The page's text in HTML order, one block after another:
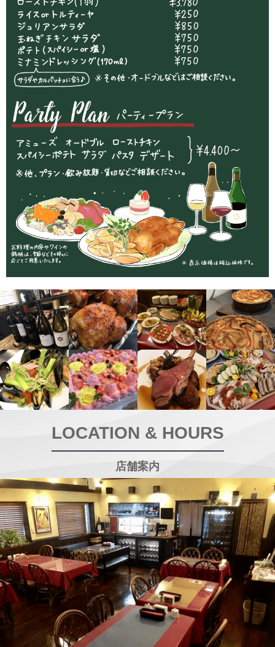
LOCATION & HOURS
店舗案内